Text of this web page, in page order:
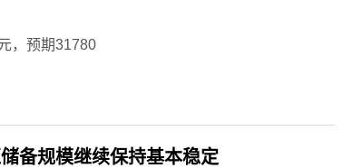
，预期31780
备规模继续保持基本稳定